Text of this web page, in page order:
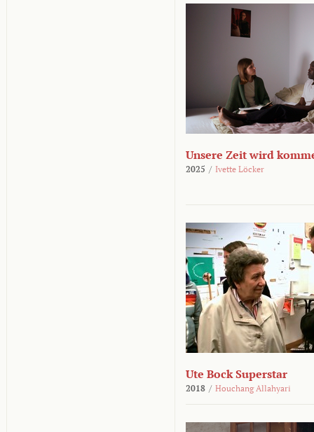
Unsere Zeit wird
2025 / Ivette Löcker
Ute Bock Superstar
2018 / Houchang Allahyari